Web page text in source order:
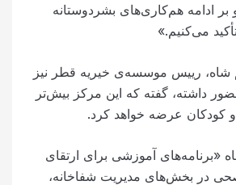
بر ادامه هم‌کاری‌های بشردوستانه
می‌کنیم.»
شاه، رییس موسسه‌ی خیریه قطر نیز
داشته، گفته که این مرکز بیش‌تر
کودکان عرضه خواهد کرد.
«برنامه‌های آموزشی برای ارتقای
در بخش‌های مدیریت شفاخانه،